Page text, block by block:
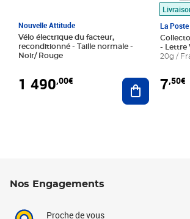
Nouvelle Attitude
Vélo électrique du facteur,
reconditionné - Taille normale -
Noir/ Rouge
1 490,00€ Ajouter au
La Poste
- Lettre
20g /
7,50€
Nos Engagements
Proche de vous